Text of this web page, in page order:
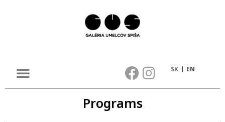
SK EN
Programs